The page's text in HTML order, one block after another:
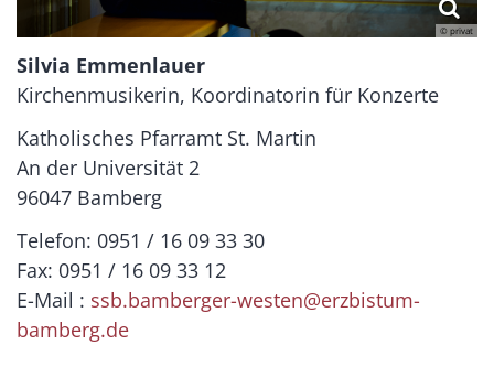
© privat
Silvia Emmenlauer
Kirchenmusikerin, Koordinatorin für Konzerte
Katholisches Pfarramt St. Martin
An der Universität 2
96047 Bamberg
Telefon: 0951 / 16 09 33 30
Fax: 0951 / 16 09 33 12
E-Mail : ssb.bamberger-westen@erzbistum-
bamberg.de